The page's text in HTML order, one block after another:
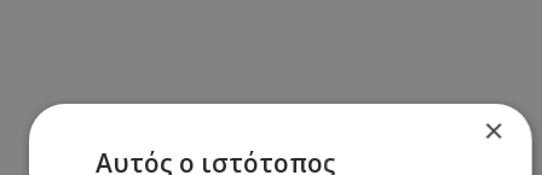
×
Αυτός ο ιστότοπος